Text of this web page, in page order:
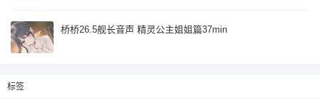
桥桥26.5舰长音声 精灵公主姐姐篇37min
标签